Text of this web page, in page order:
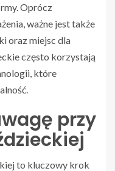
Oprócz
ważne jest także
oraz miejsc dla
często korzystają
które
przy
to kluczowy krok